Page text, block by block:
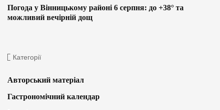
Погода у Вінницькому районі 6 серпня: до +38° та
можливий вечірній дощ
Категорії
Авторський матеріал
Гастрономічний календар